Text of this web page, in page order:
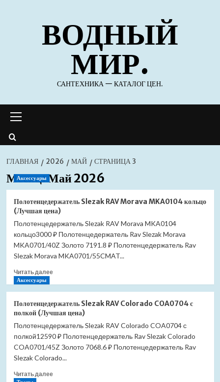
содержимомуВОДНЫЙ
МИР.
САНТЕХНИКА — КАТАЛОГ ЦЕН.
меню
ГЛАВНАЯ 2026 МАЙ СТРАНИЦА 3
Месяц:Май 2026
Аксессуары
Полотенцедержатель Slezak RAV Morava MKA0104 кольцо
(Лучшая цена)
Полотенцедержатель Slezak RAV Morava MKA0104
кольцо3000 ₽ Полотенцедержатель Rav Slezak Morava
MKA0701/40Z Золото 7191.8 ₽ Полотенцедержатель Rav
Slezak Morava MKA0701/55CMAT...
Читать далееПрочитать
Полотенцедержатель
Slezak
RAV
Morava
MKA0104
кольцо
(Лучшая
Аксессуары
Полотенцедержатель Slezak RAV Colorado COA0704 с
полкой (Лучшая цена)
Полотенцедержатель Slezak RAV Colorado COA0704 с
полкой12590 ₽ Полотенцедержатель Rav Slezak Colorado
COA0701/45Z Золото 7068.6 ₽ Полотенцедержатель Rav
Slezak Colorado...
Читать далееПрочитать